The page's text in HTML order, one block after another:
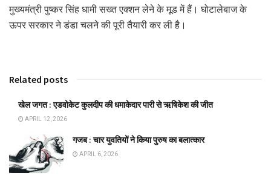
मुख्यमंत्री पुष्कर सिंह धामी सख्त एक्शन लेने के मूड में हैं। घोटालेबाज के
ऊपर सरकार ने डंडा चलने की पूरी तैयारी कर ली है।
Related posts
खेल जगत : एडवोकेट कुलदीप की धमाकेदार पारी से ऋषिकेश की जीत
APRIL 12, 2026
गजब : चार युवतियों ने किया पुरुष का बलात्कार
APRIL 6, 2026